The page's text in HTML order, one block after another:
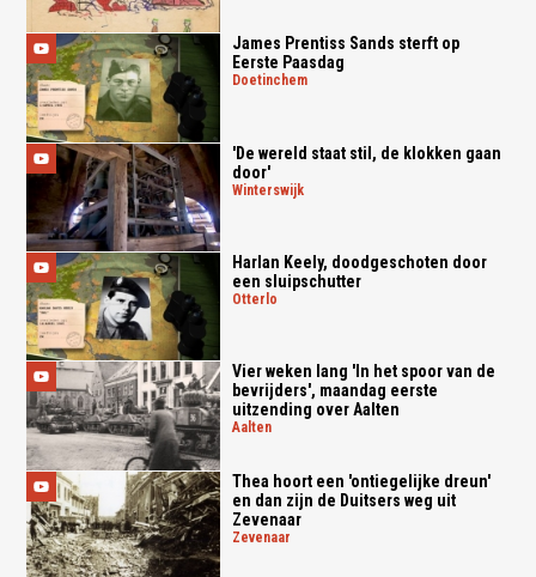
James Prentiss Sands sterft op
Eerste Paasdag
doetinchem
'De wereld staat stil, de klokken gaan
door'
winterswijk
Harlan Keely, doodgeschoten door
een sluipschutter
otterlo
Vier weken lang 'In het spoor van de
bevrijders', maandag eerste
uitzending over Aalten
aalten
Thea hoort een 'ontiegelijke dreun'
en dan zijn de Duitsers weg uit
Zevenaar
zevenaar